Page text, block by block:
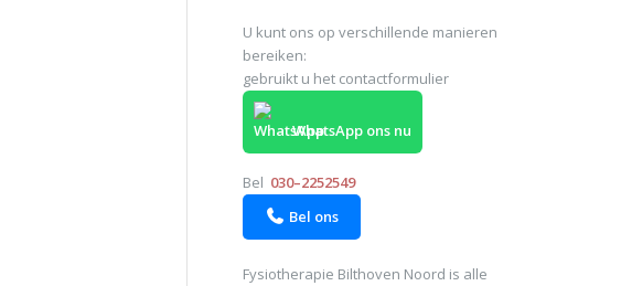
U kunt ons op verschillende manieren
bereiken:
gebruikt u het contactformulier
WhatsApp ons nu
Bel 030–2252549
 Bel ons
Fysiotherapie Bilthoven Noord is alle